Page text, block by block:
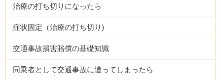
治療の打ち切りになったら
症状固定（治療の打ち切り)
交通事故損害賠償の基礎知識
同乗者として交通事故に遭ってしまったら